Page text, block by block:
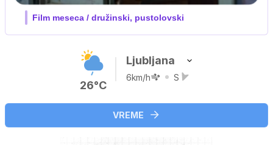
V živo na VOYO: sreda ob 20.30
26°C
Ljubljana
6km/h S
VREME